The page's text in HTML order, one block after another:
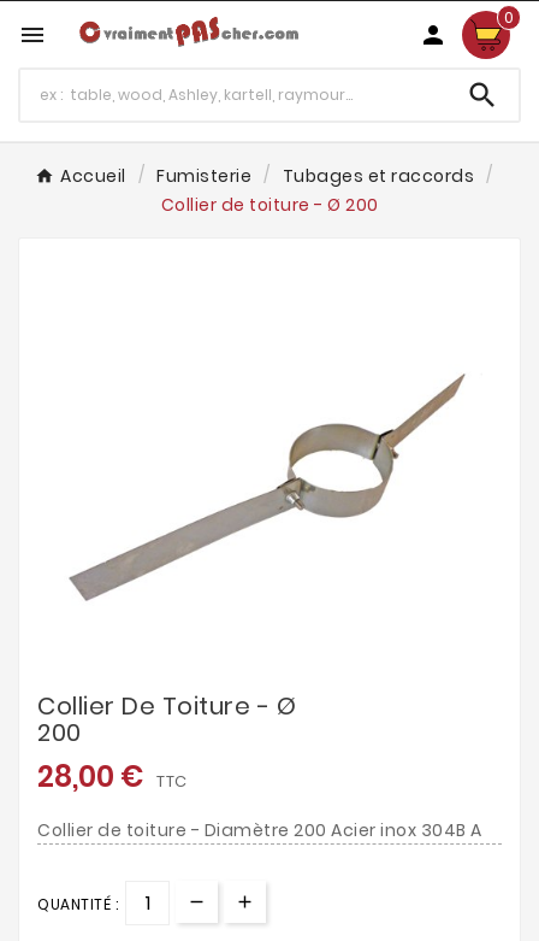
 
0

Accueil Fumisterie
Tubages et raccords
Collier de toiture - Ø 200
Collier De Toiture - Ø
200
28,00 € TTC
Collier de toiture - Diamètre 200 Acier inox 304B A
QUANTITÉ :